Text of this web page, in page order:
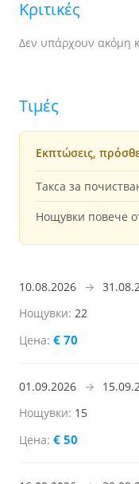
Κριτικές
Δεν υπάρχουν ακόμη
Τιμές
Εκπτώσεις,
Такса за
Нощувки повече
10.08.2026 →
22
€ 70
01.09.2026 →
15
€ 50